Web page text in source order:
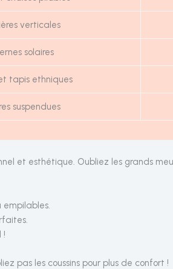
verticales
solaires
tapis ethniques
suspendues
et esthétique. Oubliez les grands
empilables.
!
pas les coussins pour plus de confort !